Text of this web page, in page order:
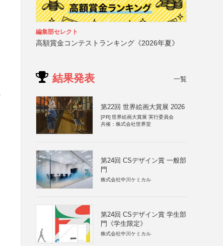
編集部セレクト
高額賞金コンテストランキング《2026年夏》
結果発表 一覧
第22回 世界絵画大賞展 2026
[PR] 世界絵画大賞展 実行委員会
共催：株式会社世界堂
第24回 CSデザイン賞 一般部
門
株式会社中川ケミカル
第24回 CSデザイン賞 学生部
門《学生限定》
株式会社中川ケミカル